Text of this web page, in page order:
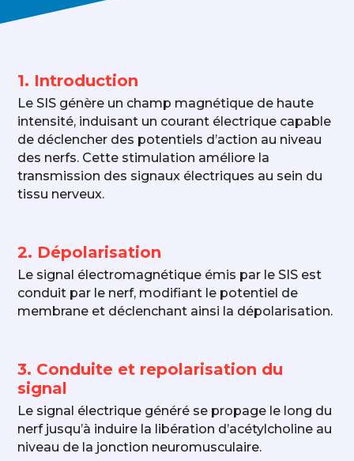
1. Introduction
Le SIS génère un champ magnétique de haute
intensité, induisant un courant électrique capable
de déclencher des potentiels d’action au niveau
des nerfs. Cette stimulation améliore la
transmission des signaux électriques au sein du
tissu nerveux.
2. Dépolarisation
Le signal électromagnétique émis par le SIS est
conduit par le nerf, modifiant le potentiel de
membrane et déclenchant ainsi la dépolarisation.
3. Conduite et repolarisation du
signal
Le signal électrique généré se propage le long du
nerf jusqu’à induire la libération d’acétylcholine au
niveau de la jonction neuromusculaire.